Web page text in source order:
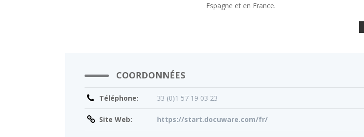
Espagne et en France.
COORDONNÉES
Téléphone: 33 (0)1 57 19 03 23
Site Web: https://start.docuware.com/fr/